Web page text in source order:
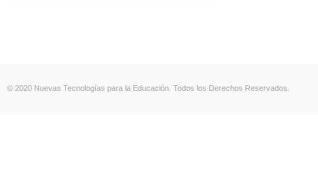
© 2020 Nuevas Tecnologías para la Educación. Todos los Derechos Reservados.